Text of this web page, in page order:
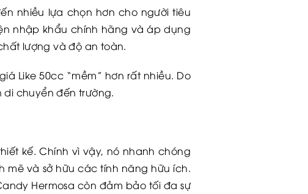
nhiều lựa chọn hơn cho người tiêu
nhập khẩu chính hãng và áp dụng
lượng và độ an toàn.
Like 50cc “mềm” hơn rất nhiều. Do
chuyển đến trường.
kế. Chính vì vậy, nó nhanh chóng
và sở hữu các tính năng hữu ích.
Hermosa còn đảm bảo tối đa sự